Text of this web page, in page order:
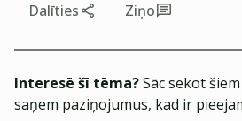
Dalīties Ziņo
Interesē šī tēma?Sāc sekot
saņem paziņojumus, kad ir